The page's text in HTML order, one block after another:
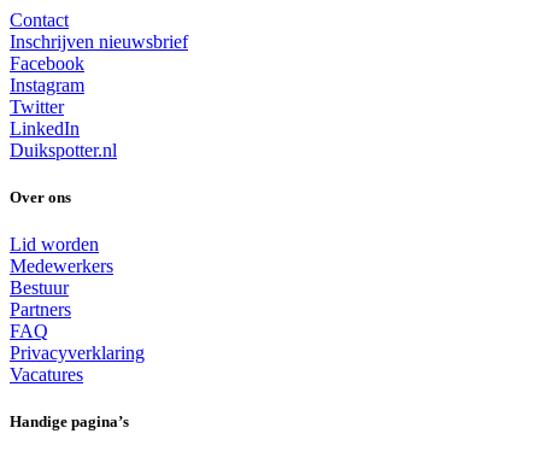
Contact
Inschrijven nieuwsbrief
Facebook
Instagram
Twitter
LinkedIn
Duikspotter.nl
Over ons
Lid worden
Medewerkers
Bestuur
Partners
FAQ
Privacyverklaring
Vacatures
Handige pagina’s